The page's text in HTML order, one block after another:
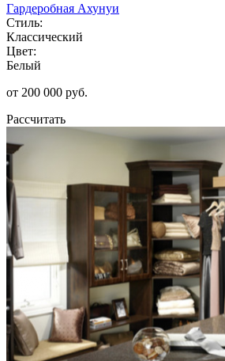
Гардеробная Ахунуи
Стиль:
Классический
Цвет:
Белый
от 200 000 руб.
Рассчитать